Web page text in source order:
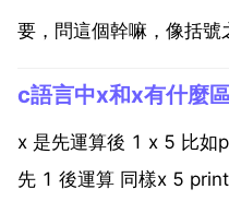
要，問這個幹嘛，像括號
c語言中x和x有什麼
x 是先運算後 1 x 5 比如
先 1 後運算 同樣x 5